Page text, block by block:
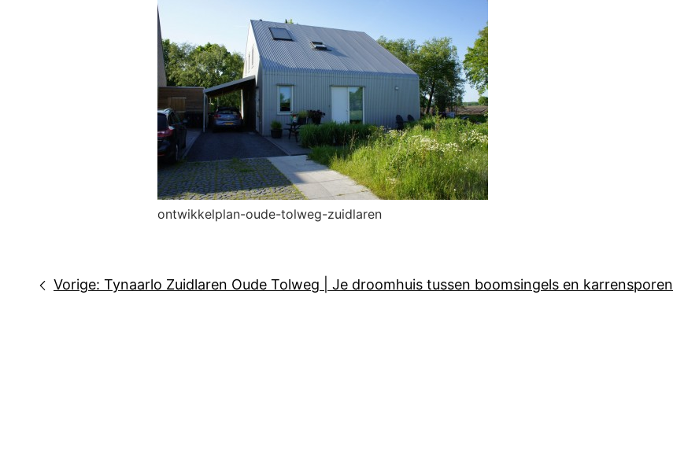
ontwikkelplan-oude-tolweg-zuidlaren
Bericht
Vorige: Tynaarlo Zuidlaren Oude Tolweg | Je droomhuis tussen boomsingels en karrensporen